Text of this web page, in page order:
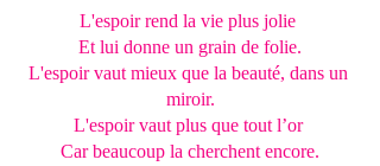
L'espoir rend la vie plus jolie
Et lui donne un grain de folie.
L'espoir vaut mieux que la beauté, dans un
miroir.
L'espoir vaut plus que tout l’or
Car beaucoup la cherchent encore.